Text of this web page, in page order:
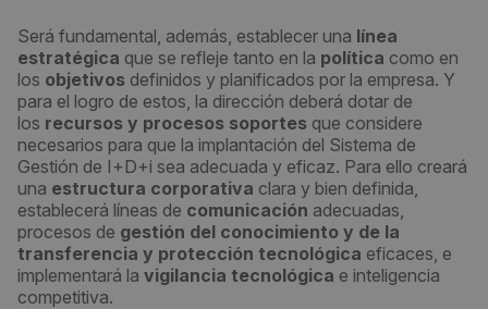
Será fundamental, además, establecer una línea
estratégica que se refleje tanto en la política como en
los objetivos definidos y planificados por la empresa. Y
para el logro de estos, la dirección deberá dotar de
los recursos y procesos soportes que considere
necesarios para que la implantación del Sistema de
Gestión de I+D+i sea adecuada y eficaz. Para ello creará
una estructura corporativa clara y bien definida,
establecerá líneas de comunicación adecuadas,
procesos de gestión del conocimiento y de la
transferencia y protección tecnológica eficaces, e
implementará la vigilancia tecnológica e inteligencia
competitiva.